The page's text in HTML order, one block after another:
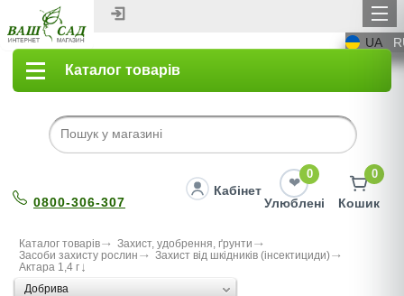
UA
Каталог товарів
0800-306-307
Кабінет
0
Улюблені
0
Кошик
Каталог товарів
Захист, удобрення, ґрунти
Засоби захисту рослин
Захист від шкідників (інсектициди)
Актара 1,4 г
Добрива